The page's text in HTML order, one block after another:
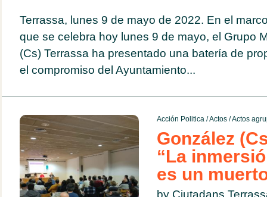
Terrassa, lunes 9 de mayo de 2022. En el
que se celebra hoy lunes 9 de mayo, el Grupo
(Cs) Terrassa ha presentado una batería de
el compromiso del Ayuntamiento...
Acción Politica/Actos/Actos
González
“La
es un
by Ciutadans